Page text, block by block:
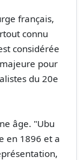
français,
connu
considérée
pour
du 20e
âge. "Ubu
en 1896 et a